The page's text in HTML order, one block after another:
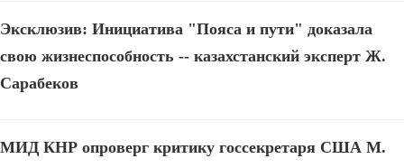
Эксклюзив: Инициатива "Пояса и пути" доказала
свою жизнеспособность -- казахстанский эксперт Ж.
Сарабеков
МИД КНР опроверг критику госсекретаря США М.